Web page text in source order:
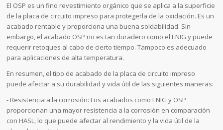
El OSP es un fino revestimiento orgánico que se aplica a la superficie
de la placa de circuito impreso para protegerla de la oxidación. Es un
acabado rentable y proporciona una buena soldabilidad. Sin
embargo, el acabado OSP no es tan duradero como el ENIG y puede
requerir retoques al cabo de cierto tiempo. Tampoco es adecuado
para aplicaciones de alta temperatura.
En resumen, el tipo de acabado de la placa de circuito impreso
puede afectar a su durabilidad y vida útil de las siguientes maneras:
- Resistencia a la corrosión: Los acabados como ENIG y OSP
proporcionan una mayor resistencia a la corrosión en comparación
con HASL, lo que puede afectar al rendimiento y la vida útil de la